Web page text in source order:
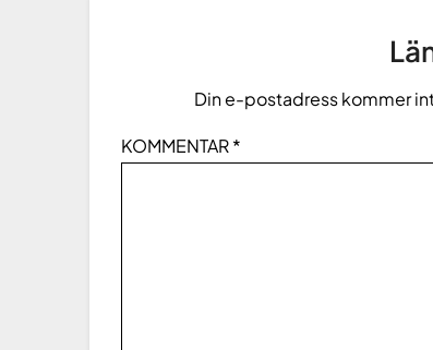
Din e-postadress kommer
KOMMENTAR*